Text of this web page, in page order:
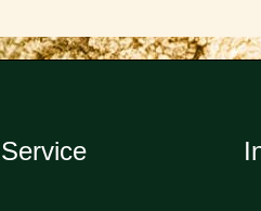
Service